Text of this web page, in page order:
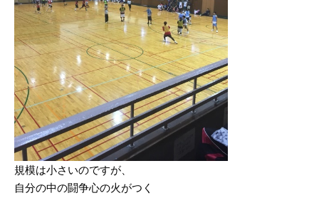
規模は小さいのですが、
自分の中の闘争心の火がつく